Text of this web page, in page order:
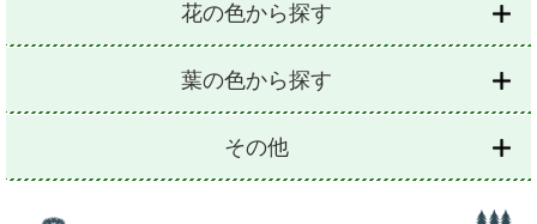
花の色から探す
葉の色から探す
その他